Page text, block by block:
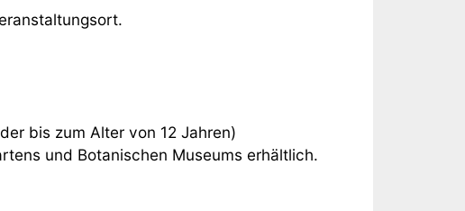
bis zum Alter von 12 Jahren)
und Botanischen Museums erhältlich.